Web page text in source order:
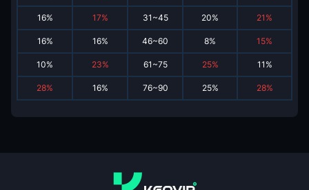
16% 17% 31~45 20% 21 %
16% 16% 46~60 8% 15%
10% 23% 61~75 25% 11 %
28% 16% 76~90 25% 28%